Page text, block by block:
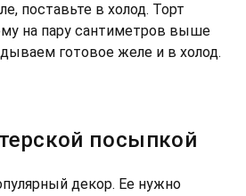
поставьте в холод. Торт
на пару сантиметров выше
готовое желе и в холод.
посыпкой
декор. Ее нужно